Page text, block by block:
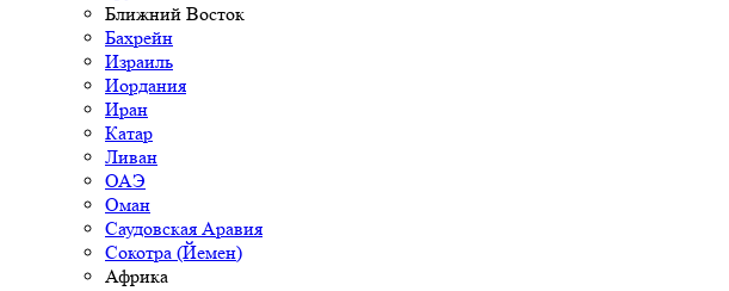
Ближний Восток
Бахрейн
Израиль
Иордания
Иран
Катар
Ливан
ОАЭ
Оман
Саудовская Аравия
Сокотра (Йемен)
Африка